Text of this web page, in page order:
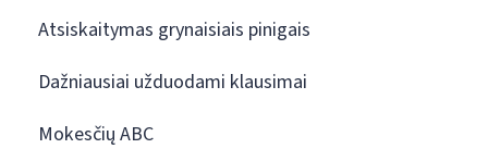
Atsiskaitymas grynaisiais pinigais
Dažniausiai užduodami klausimai
Mokesčių ABC